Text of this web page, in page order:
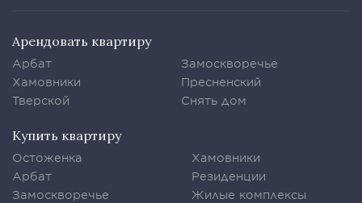
Арендовать квартиру
Арбат
Хамовники
Тверской
Замоскворечье
Пресненский
Снять дом
Купить квартиру
Остоженка
Арбат
Замоскворечье
Хамовники
Резиденции
Жилые комплексы